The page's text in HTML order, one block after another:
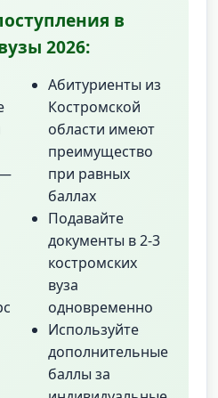
в
2026:
Абитуриенты из
Костромской
области имеют
преимущество
при равных
баллах
Подавайте
документы в 2-3
костромских
вуза
одновременно
Используйте
дополнительные
баллы за